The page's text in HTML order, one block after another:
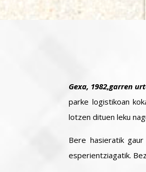
Gexa, 1982,garren
parke logistikoan
lotzen dituen leku
Bere hasieratik
esperientziagatik.